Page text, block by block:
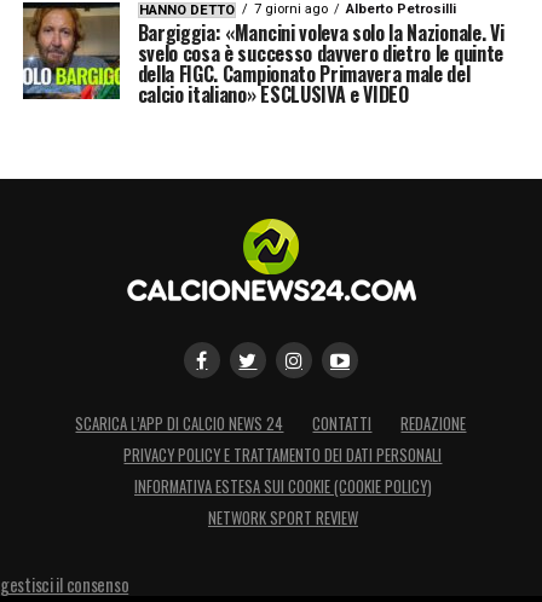
HANNO DETTO 7 giorni ago Alberto Petrosilli
Bargiggia: «Mancini voleva solo la Nazionale. Vi
svelo cosa è successo davvero dietro le quinte
della FIGC. Campionato Primavera male del
calcio italiano» ESCLUSIVA e VIDEO
SCARICA L’APP DI CALCIO NEWS 24 CONTATTI
REDAZIONE
PRIVACY POLICY E TRATTAMENTO DEI DATI PERSONALI
INFORMATIVA ESTESA SUI COOKIE (COOKIE POLICY)
NETWORK SPORT REVIEW
gestisci il consenso